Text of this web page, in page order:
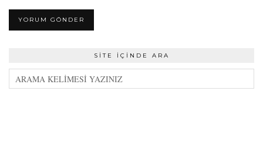
SITE İÇINDE ARA